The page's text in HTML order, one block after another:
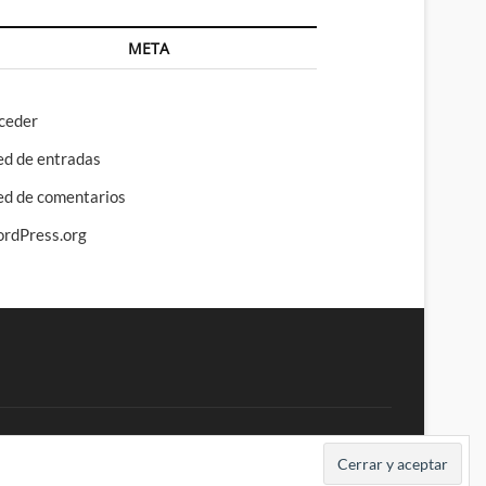
META
de entradas
de comentarios